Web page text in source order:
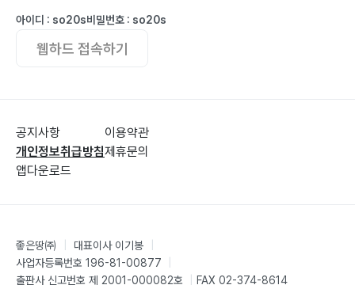
해골 ?70
하자! ?74
첫 비 ?75
안녕 ?79
풀 ?80
아이디 : so20s비밀번호 : so20s
웹하드 접속하기
공지사항
개인정보취급방침
앱다운로드
이용약관
제휴문의
좋은땅㈜ 대표이사 이기봉
사업자등록번호 196-81-00877
출판사 신고번호 제 2001-000082호
FAX 02-374-8614